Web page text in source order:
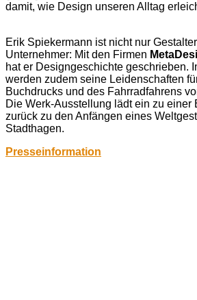
damit, wie Design unseren Alltag
Erik Spiekermann ist nicht nur
Unternehmer: Mit den Firmen
hat er Designgeschichte geschrieben.
werden zudem seine Leidenschaften
Buchdrucks und des Fahrradfahrens
Die Werk-Ausstellung lädt ein zu einer
zurück zu den Anfängen eines
Stadthagen.
Presseinformation